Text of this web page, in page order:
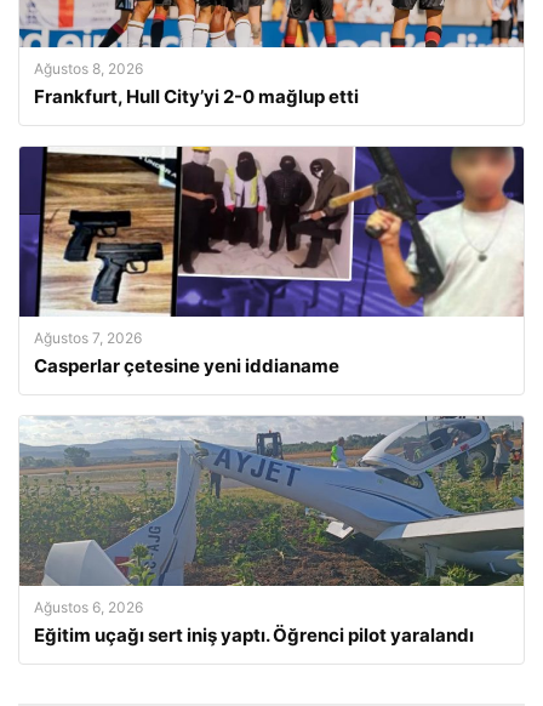
Ağustos 8, 2026
Frankfurt, Hull City’yi 2-0 mağlup etti
Ağustos 7, 2026
Casperlar çetesine yeni iddianame
Ağustos 6, 2026
Eğitim uçağı sert iniş yaptı. Öğrenci pilot yaralandı